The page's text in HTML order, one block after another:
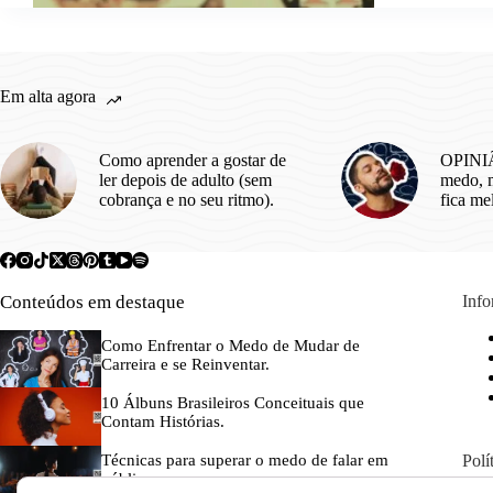
Em alta agora
Como aprender a gostar de
ler depois de adulto (sem
cobrança e no seu ritmo).
medo,
fica
Conteúdos em destaque
Como Enfrentar o Medo de Mudar de
Carreira e se Reinventar.
10 Álbuns Brasileiros Conceituais que
Contam Histórias.
Técnicas para superar o medo de falar em
público.